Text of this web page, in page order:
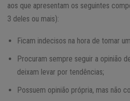
aos que apresentam os seguintes
3 deles ou mais):
Ficam indecisos na hora de tomar
Procuram sempre seguir a opinião
deixam levar por tendências;
Possuem opinião própria, mas não